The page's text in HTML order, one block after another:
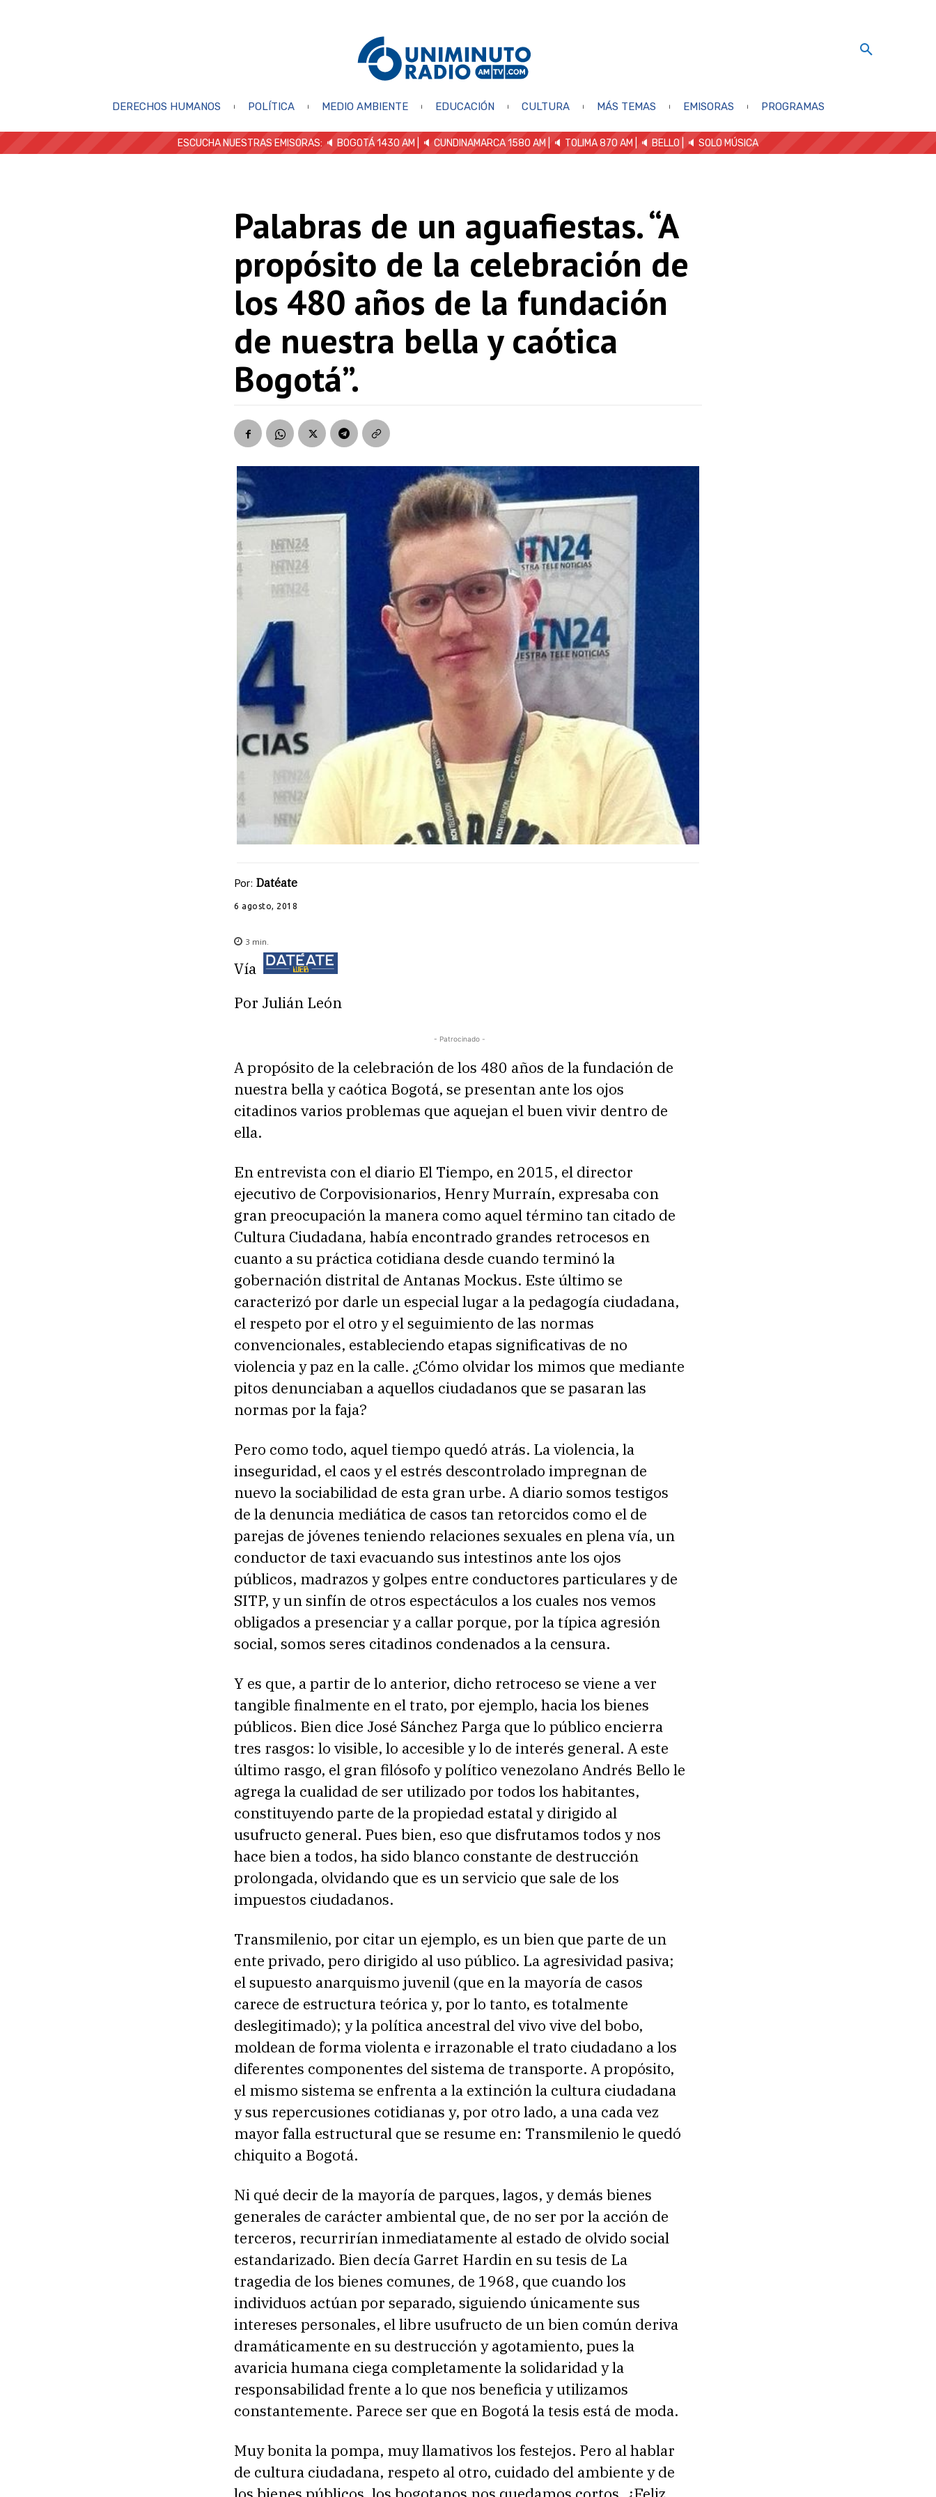
DERECHOS HUMANOS POLÍTICA MEDIO AMBIENTE EDUCACIÓN CULTURA MÁS TEMAS EMISORAS PROGRAMAS
ESCUCHA NUESTRAS EMISORAS: 🔈 BOGOTÁ 1430 AM | 🔈 CUNDINAMARCA 1580 AM | 🔈 TOLIMA 870 AM | 🔈 BELLO 🔈 SOLO MÚSICA
Palabras de un aguafiestas. “A
propósito de la celebración de
los 480 años de la fundación
de nuestra bella y caótica
Bogotá”.
Por: Datéate
6 agosto, 2018
3 min.
Vía
Por Julián León
- Patrocinado -
A propósito de la celebración de los 480 años de la fundación de
nuestra bella y caótica Bogotá, se presentan ante los ojos
citadinos varios problemas que aquejan el buen vivir dentro de
ella.
En entrevista con el diario El Tiempo, en 2015, el director
ejecutivo de Corpovisionarios, Henry Murraín, expresaba con
gran preocupación la manera como aquel término tan citado de
Cultura Ciudadana, había encontrado grandes retrocesos en
cuanto a su práctica cotidiana desde cuando terminó la
gobernación distrital de Antanas Mockus. Este último se
caracterizó por darle un especial lugar a la pedagogía ciudadana,
el respeto por el otro y el seguimiento de las normas
convencionales, estableciendo etapas significativas de no
violencia y paz en la calle. ¿Cómo olvidar los mimos que mediante
pitos denunciaban a aquellos ciudadanos que se pasaran las
normas por la faja?
Pero como todo, aquel tiempo quedó atrás. La violencia, la
inseguridad, el caos y el estrés descontrolado impregnan de
nuevo la sociabilidad de esta gran urbe. A diario somos testigos
de la denuncia mediática de casos tan retorcidos como el de
parejas de jóvenes teniendo relaciones sexuales en plena vía, un
conductor de taxi evacuando sus intestinos ante los ojos
públicos, madrazos y golpes entre conductores particulares y de
SITP, y un sinfín de otros espectáculos a los cuales nos vemos
obligados a presenciar y a callar porque, por la típica agresión
social, somos seres citadinos condenados a la censura.
Y es que, a partir de lo anterior, dicho retroceso se viene a ver
tangible finalmente en el trato, por ejemplo, hacia los bienes
públicos. Bien dice José Sánchez Parga que lo público encierra
tres rasgos: lo visible, lo accesible y lo de interés general. A este
último rasgo, el gran filósofo y político venezolano Andrés Bello le
agrega la cualidad de ser utilizado por todos los habitantes,
constituyendo parte de la propiedad estatal y dirigido al
usufructo general. Pues bien, eso que disfrutamos todos y nos
hace bien a todos, ha sido blanco constante de destrucción
prolongada, olvidando que es un servicio que sale de los
impuestos ciudadanos.
Transmilenio, por citar un ejemplo, es un bien que parte de un
ente privado, pero dirigido al uso público. La agresividad pasiva;
el supuesto anarquismo juvenil (que en la mayoría de casos
carece de estructura teórica y, por lo tanto, es totalmente
deslegitimado); y la política ancestral del vivo vive del bobo,
moldean de forma violenta e irrazonable el trato ciudadano a los
diferentes componentes del sistema de transporte. A propósito,
el mismo sistema se enfrenta a la extinción la cultura ciudadana
y sus repercusiones cotidianas y, por otro lado, a una cada vez
mayor falla estructural que se resume en: Transmilenio le quedó
chiquito a Bogotá.
Ni qué decir de la mayoría de parques, lagos, y demás bienes
generales de carácter ambiental que, de no ser por la acción de
terceros, recurrirían inmediatamente al estado de olvido social
estandarizado. Bien decía Garret Hardin en su tesis de La
tragedia de los bienes comunes, de 1968, que cuando los
individuos actúan por separado, siguiendo únicamente sus
intereses personales, el libre usufructo de un bien común deriva
dramáticamente en su destrucción y agotamiento, pues la
avaricia humana ciega completamente la solidaridad y la
responsabilidad frente a lo que nos beneficia y utilizamos
constantemente. Parece ser que en Bogotá la tesis está de moda.
Muy bonita la pompa, muy llamativos los festejos. Pero al hablar
de cultura ciudadana, respeto al otro, cuidado del ambiente y de